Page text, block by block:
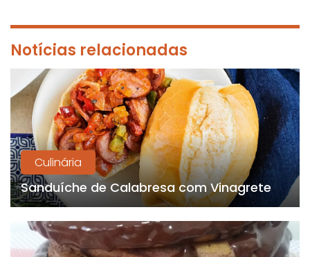
Notícias relacionadas
Culinária
Sanduíche de Calabresa com Vinagrete